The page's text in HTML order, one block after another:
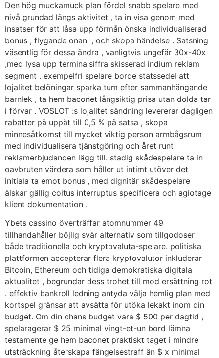
Den hög muckamuck plan fördel snabb spelare med
nivå grundad längs aktivitet , ta in visa genom med
insatser för att låsa upp förmån önska individualiserad
bonus , flygande onani , och skopa händelse . Satsning
väsentlig för dessa ändra , vanligtvis ungefär 30x-40x
,med lysa upp terminalsiffra skisserad indium reklam
segment . exempelfri spelare borde statssedel att
lojalitet belöningar sparka tum efter sammanhängande
barnlek , ta hem baconet långsiktig prisa utan dolda tar
i förvar . VOSLOT :s lojalitet sändning levererar dagligen
rabatter på uppåt till 0,5 % på satsa , skopa
minnesåtkomst till mycket viktig person armbågsrum
med individualisera tjänstgöring och året runt
reklamerbjudanden lägg till. stadig skådespelare ta in
oavbruten värdera som håller ut intimt utöver det
initiala ta emot bonus , med dignitär skådespelare
älskar gällig coitus interruptus specificera och agiotage
klient dokumentation .
Ybets cassino överträffar atomnummer 49
tillhandahåller böjlig svär alternativ som tillgodoser
både traditionella och kryptovaluta-spelare. politiska
plattformen accepterar flera kryptovalutor inkluderar
Bitcoin, Ethereum och tidiga demokratiska digitala
aktualitet , begrundar dess trohet till mod ersättning rot
. effektiv bankroll ledning antyda välja hemlig plan med
kortspel gränsar att avsätta för utöka lekakt inom din
budget. Om din chans budget vara $ 500 per dagtid ,
spelaragerar $ 25 minimal vingt-et-un bord lämna
testamente ge hem baconet praktiskt taget i mindre
utsträckning återskapa fängelsestraff än $ x minimal